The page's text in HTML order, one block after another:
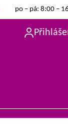
po – pá: 8:00 –